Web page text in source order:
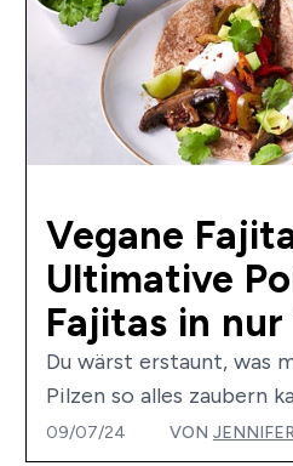
Vegane
Ultimative
Fajitas in nur
Du wärst erstaunt, was
Pilzen so alles zaubern
09/07/24 VON